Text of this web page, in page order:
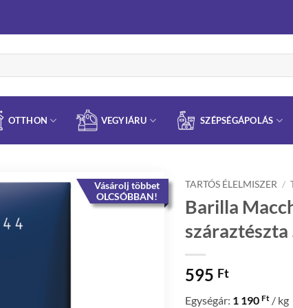
OTTHON VEGYIÁRU SZÉPSÉGÁPOLÁS
Vásárolj többet
OLCSÓBBAN!
TARTÓS ÉLELMISZER /
Barilla
száraztészta
595 Ft
Egységár: 1 190 Ft / kg